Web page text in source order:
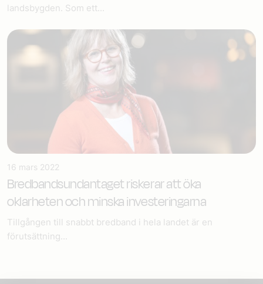
landsbygden. Som ett...
16 mars 2022
Bredbandsundantaget riskerar att öka
oklarheten och minska investeringarna
Tillgången till snabbt bredband i hela landet är en
förutsättning...